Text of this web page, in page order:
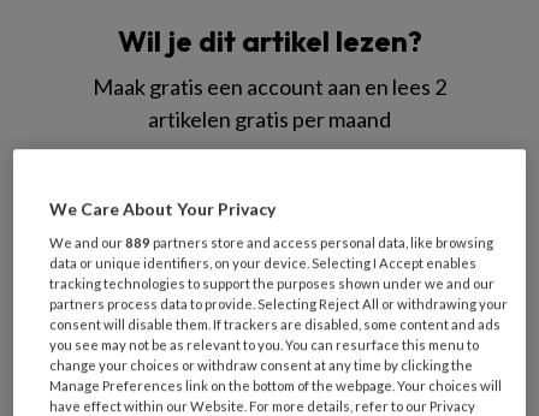
Wil je dit artikel lezen?
Maak gratis een account aan en lees 2
artikelen gratis per maand
Wat
is
je
e-
mailadres?
* *
Kies
je
wachtwoord* *
We Care About Your Privacy
We and our889 partners store and access personal data, like browsing
data or unique identifiers, on your device. Selecting I Accept enables
tracking technologies to support the purposes shown under we and our
partners process data to provide. Selecting Reject All or withdrawing your
consent will disable them. If trackers are disabled, some content and ads
you see may not be as relevant to you. You can resurface this menu to
change your choices or withdraw consent at any time by clicking the
Manage Preferences link on the bottom of the webpage. Your choices will
have effect within our Website. For more details, refer to our Privacy